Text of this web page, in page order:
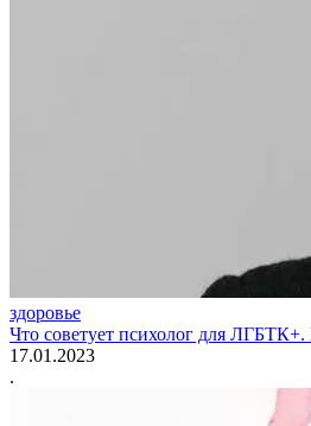
здоровье
Что советует психолог для ЛГБТК+.
17.01.2023
.